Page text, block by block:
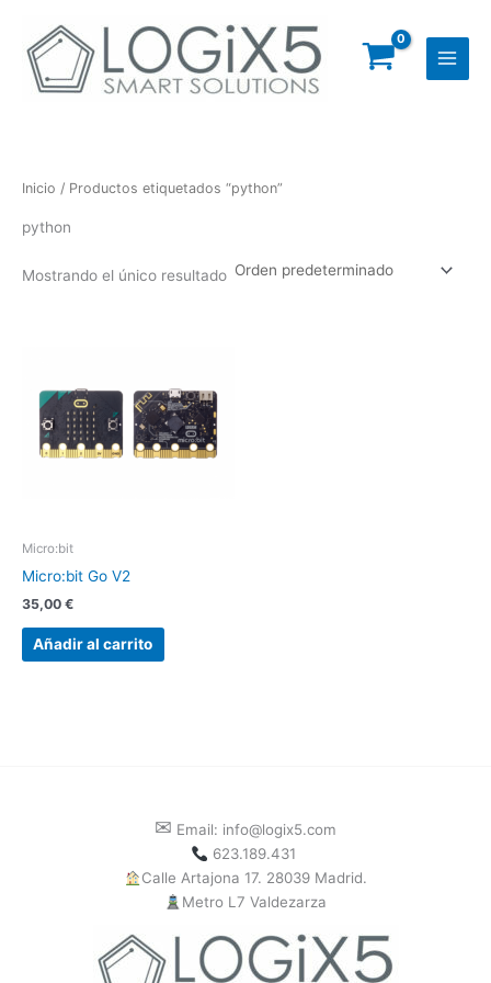
contenido
Inicio / Productos etiquetados “python”
python
Mostrando el único resultado
Micro:bit
Micro:bit Go V2
35,00 €
Añadir al carrito
✉ Email: info@logix5.com
623.189.431
Calle Artajona 17. 28039 Madrid.
Metro L7 Valdezarza